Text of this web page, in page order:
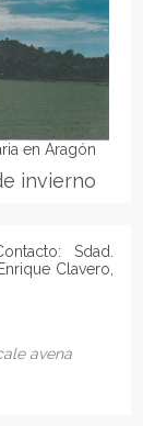
en Aragón
invierno
Sdad.
Clavero,
avena